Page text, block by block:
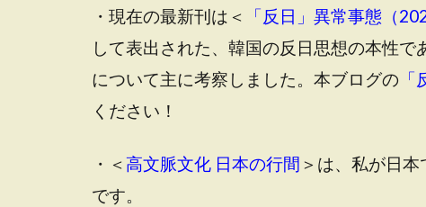
・現在の最新刊は＜ 「反日」異常事態（
して表出された、韓国の反日思想の本性
について主に考察しました。本ブログの
ください！
・＜高文脈文化 日本の行間 ＞は、私が日
です。